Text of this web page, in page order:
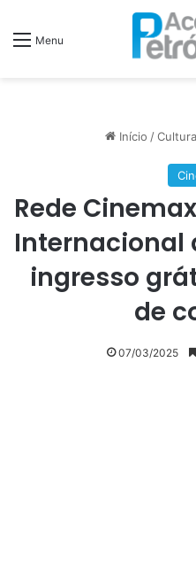
Menu
Início /
Rede
Internacional
ingresso
de
07/03/2025